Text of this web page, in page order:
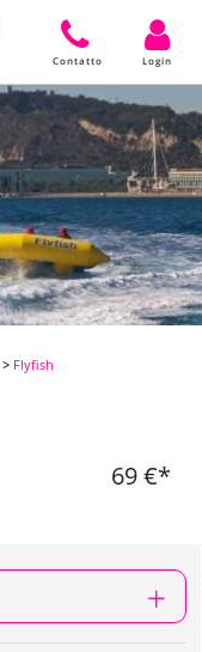
Contatto Login
> Flyfish
69 €*